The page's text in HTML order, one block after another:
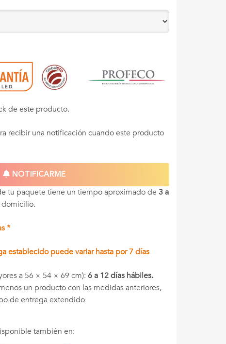
de este producto.
recibir una notificación cuando este producto
NOTIFICARME
tu paquete tiene un tiempo aproximado de 3 a
*
establecido puede variar hasta por 7 días
a 56 × 54 × 69 cm): 6 a 12 días hábiles.
un producto con las medidas anteriores,
de entrega extendido
también en: